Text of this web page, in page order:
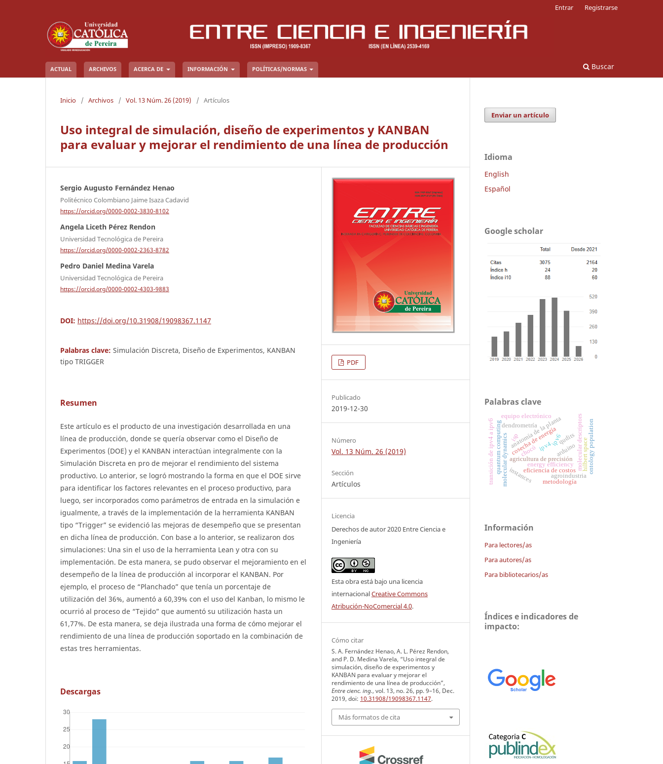
ACTUAL ARCHIVOS ACERCA DE INFORMACIÓN POLÍTICAS/NORMAS Buscar
Entrar Registrarse
Inicio / Archivos / Vol. 13 Núm. 26 (2019) / Artículos
Uso integral de simulación, diseño de experimentos y KANBAN
para evaluar y mejorar el rendimiento de una línea de producción
Sergio Augusto Fernández Henao
Politécnico Colombiano Jaime Isaza Cadavid
https://orcid.org/0000-0002-3830-8102
Angela Liceth Pérez Rendon
Universidad Tecnológica de Pereira
https://orcid.org/0000-0002-2363-8782
Pedro Daniel Medina Varela
Universidad Tecnológica de Pereira
https://orcid.org/0000-0002-4303-9883
DOI: https://doi.org/10.31908/19098367.1147
Palabras clave: Simulación Discreta, Diseño de Experimentos, KANBAN
tipo TRIGGER
Resumen
Este artículo es el producto de una investigación desarrollada en una
línea de producción, donde se quería observar como el Diseño de
Experimentos (DOE) y el KANBAN interactúan integralmente con la
Simulación Discreta en pro de mejorar el rendimiento del sistema
productivo. Lo anterior, se logró mostrando la forma en que el DOE sirve
para identificar los factores relevantes en el proceso productivo, para
luego, ser incorporados como parámetros de entrada en la simulación e
igualmente, a través de la implementación de la herramienta KANBAN
tipo “Trigger” se evidenció las mejoras de desempeño que se presentan
en dicha línea de producción. Con base a lo anterior, se realizaron dos
simulaciones: Una sin el uso de la herramienta Lean y otra con su
implementación. De esta manera, se pudo observar el mejoramiento en el
desempeño de la línea de producción al incorporar el KANBAN. Por
ejemplo, el proceso de “Planchado” que tenía un porcentaje de
utilización del 36%, aumentó a 60,39% con el uso del Kanban, lo mismo le
ocurrió al proceso de “Tejido” que aumentó su utilización hasta un
61,77%. De esta manera, se deja ilustrada una forma de cómo mejorar el
rendimiento de una línea de producción soportado en la combinación de
estas tres herramientas.
Descargas
PDF
Publicado
2019-12-30
Número
Vol. 13 Núm. 26 (2019)
Sección
Artículos
Licencia
Derechos de autor 2020 Entre Ciencia e
Ingeniería
Esta obra está bajo una licencia
internacionalCreative Commons
Atribución-NoComercial 4.0.
Cómo citar
S. A. Fernández Henao, A. L. Pérez Rendon,
and P. D. Medina Varela, “Uso integral de
simulación, diseño de experimentos y
KANBAN para evaluar y mejorar el
rendimiento de una línea de producción”,
Entre cienc. ing., vol. 13, no. 26, pp. 9–16, Dec.
2019, doi: 10.31908/19098367.1147.
Más formatos de cita
Enviar un artículo
Idioma
English
Español
Google scholar
Palabras clave
cosecha de energíaipv6
ipv4
energy efficiency molecular descriptors
molecular dynamics agricultura de precisión
eficiencia de costos
quantum computing qudits hilbert space
anatomía de la planta
dendrometría
instances
ontology population
isp
transición de ipv4 a ipv6 agroindustria
chocó
equipo electrónico
metodología
arduino
Información
Para lectores/as
Para autores/as
Para bibliotecarios/as
Índices e indicadores de
impacto: